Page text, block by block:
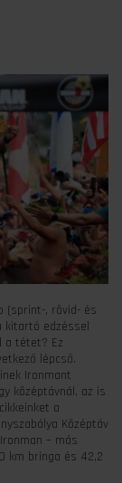
(sprint-, rövid- és
kitartó edzéssel
a tétet? Ez
lépcső.
Ironmant
középtávnál, az is
a
Középtáv
– más
km bringa és 42,2